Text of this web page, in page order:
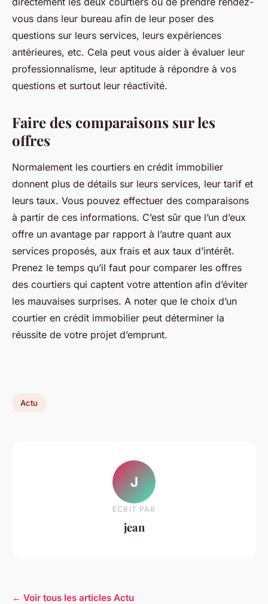
vous dans leur bureau afin de leur poser des
questions sur leurs services, leurs expériences
antérieures, etc. Cela peut vous aider à évaluer leur
professionnalisme, leur aptitude à répondre à vos
questions et surtout leur réactivité.
Faire des comparaisons sur les
offres
Normalement les courtiers en crédit immobilier
donnent plus de détails sur leurs services, leur tarif et
leurs taux. Vous pouvez effectuer des comparaisons
à partir de ces informations. C’est sûr que l’un d’eux
offre un avantage par rapport à l’autre quant aux
services proposés, aux frais et aux taux d’intérêt.
Prenez le temps qu’il faut pour comparer les offres
des courtiers qui captent votre attention afin d’éviter
les mauvaises surprises. A noter que le choix d’un
courtier en crédit immobilier peut déterminer la
réussite de votre projet d’emprunt.
Actu
J
ECRIT PAR
jean
← Voir tous les articles Actu